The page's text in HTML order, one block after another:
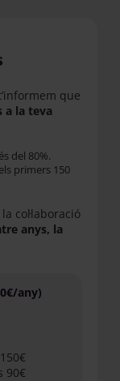
que
a la teva
del 80%.
primers 150
col·laboració
anys, la
any)
90€